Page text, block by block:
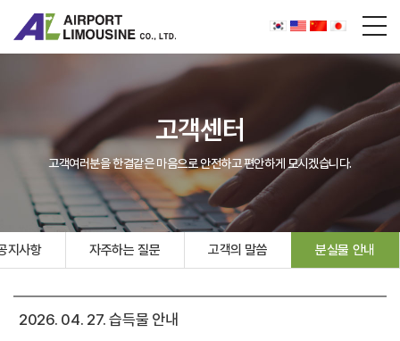
고객센터
고객여러분을 한결같은 마음으로 안전하고 편안하게 모시겠습니다.
지사항 자주하는 질문 고객의 말씀 분실물 안내
2026. 04. 27. 습득물 안내